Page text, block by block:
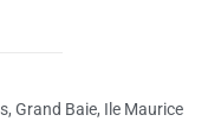
Grand Baie, Ile Maurice